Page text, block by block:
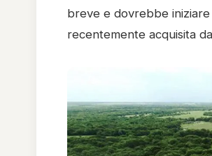
breve e dovrebbe
recentemente acquisita